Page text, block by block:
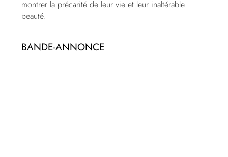
montrer la précarité de leur vie et leur inaltérable
beauté.
BANDE-ANNONCE